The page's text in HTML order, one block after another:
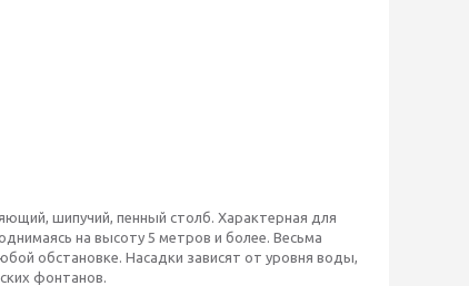
шипучий, пенный столб. Характерная для
на высоту 5 метров и более. Весьма
обстановке. Насадки зависят от уровня воды,
фонтанов.